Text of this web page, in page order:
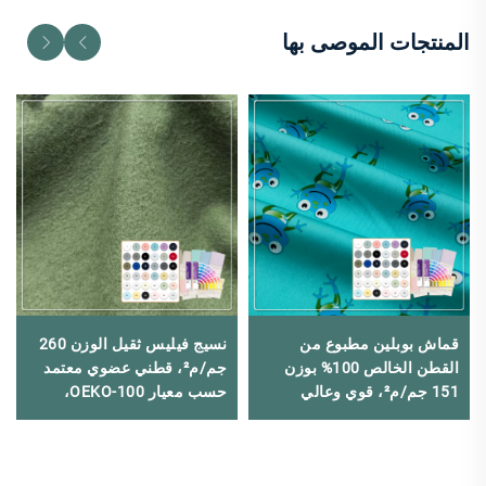
المنتجات الموصى بها
قماش بوبلين مطبوع من
القطن الخالص 100% بوزن
151 جم/م²، قوي وعالي
المتانة، ومناسب لصنع
نسيج فيليس ثقيل الوزن 260
جم/م²، قطني عضوي معتمد
حسب معيار OEKO-100،
مزدوج الوجه، مطاطي، مريح